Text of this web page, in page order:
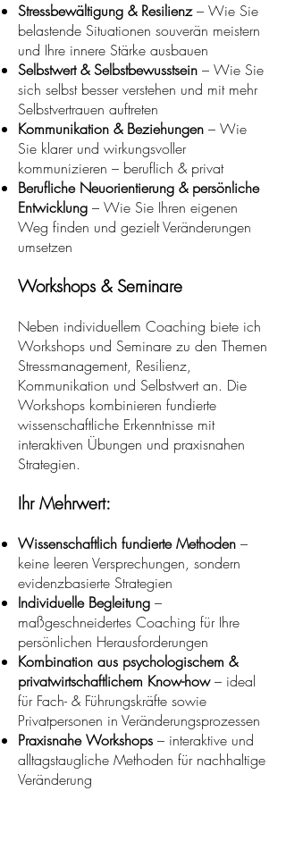
Stressbewältigung & Resilienz– Wie Sie
belastende Situationen souverän meistern
und Ihre innere Stärke ausbauen
Selbstwert & Selbstbewusstsein – Wie Sie
sich selbst besser verstehen und mit mehr
Selbstvertrauen auftreten
Kommunikation & Beziehungen – Wie
Sie klarer und wirkungsvoller
kommunizieren – beruflich & privat
Berufliche Neuorientierung & persönliche
Entwicklung – Wie Sie Ihren eigenen
Weg finden und gezielt Veränderungen
umsetzen
Workshops & Seminare
Neben individuellem Coaching biete ich
Workshops und Seminare zu den Themen
Stressmanagement, Resilienz,
Kommunikation und Selbstwert an. Die
Workshops kombinieren fundierte
wissenschaftliche Erkenntnisse mit
interaktiven Übungen und praxisnahen
Strategien.
Ihr Mehrwert:
Wissenschaftlich fundierte Methoden –
keine leeren Versprechungen, sondern
evidenzbasierte Strategien
Individuelle Begleitung –
maßgeschneidertes Coaching für Ihre
persönlichen Herausforderungen
Kombination aus psychologischem &
privatwirtschaftlichem Know-how– ideal
für Fach- & Führungskräfte sowie
Privatpersonen in Veränderungsprozessen
Praxisnahe Workshops – interaktive und
alltagstaugliche Methoden für nachhaltige
Veränderung